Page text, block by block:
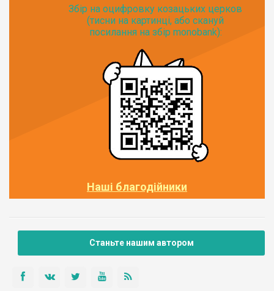
Збір на оцифровку козацьких церков
(тисни на картинці, або скануй
посилання на збір monobank):
Наші благодійники
Станьте нашим автором